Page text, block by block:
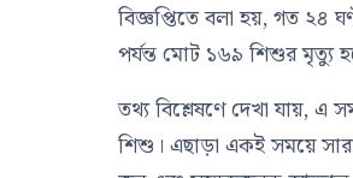
বিজ্ঞপ্তিতে বলা হয়, গত ২৪
পর্যন্ত মোট ১৬৯ শিশুর মৃত্যু
তথ্য বিশ্লেষণে দেখা যায়,
শিশু। এছাড়া একই সময়ে